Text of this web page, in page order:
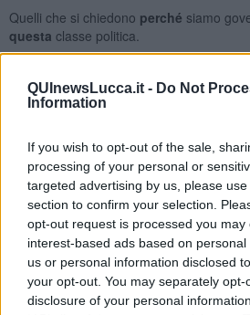
QUInewsLucca.it - Do Not
Information
If you wish to opt-out of the sale,
processing of your personal or
targeted advertising by us, please
section to confirm your selection.
opt-out request is processed you may
interest-based ads based on
us or personal information disclosed
your opt-out. You may separately
disclosure of your personal
Quelli che si chiedono perché siamo
questa classe politica.
amuchina gel, possiamo
tenerla alla
Franco Bonciani
© Riproduzione riservata
Se vuoi leggere le notizie principali della
Newsletter QUInews - ToscanaMedia.
alle 20:00 direttamente nella tua casella